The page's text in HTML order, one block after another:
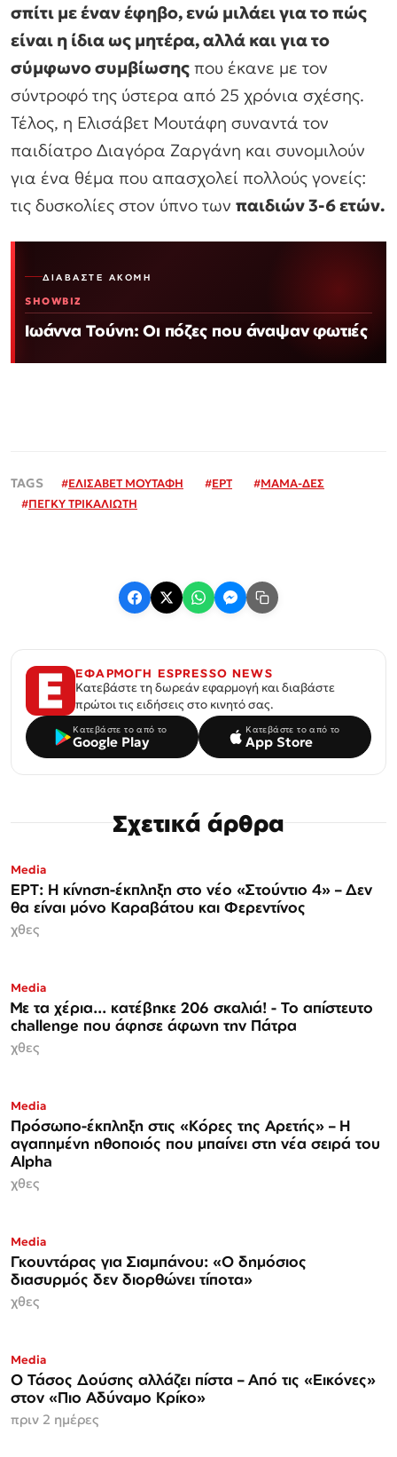
σπίτι με έναν έφηβο, ενώ μιλάει για το πώς
είναι η ίδια ως μητέρα, αλλά και για το
σύμφωνο συμβίωσης που έκανε με τον
σύντροφό της ύστερα από 25 χρόνια σχέσης.
Τέλος, η Ελισάβετ Μουτάφη συναντά τον
παιδίατρο Διαγόρα Ζαργάνη και συνομιλούν
για ένα θέμα που απασχολεί πολλούς γονείς:
τις δυσκολίες στον ύπνο των παιδιών 3-6 ετών.
ΔΙΑΒΆΣΤΕ ΑΚΌΜΗ
SHOWBIZ
Ιωάννα Τούνη: Οι πόζες που άναψαν φωτιές
#ΕΛΙΣΑΒΕΤ ΜΟΥΤΑΦΗ #ΕΡΤ #ΜΑΜΑ-ΔΕΣ
#ΠΕΓΚΥ ΤΡΙΚΑΛΙΩΤΗ
ΕΦΑΡΜΟΓΗ ESPRESSO NEWS
Κατεβάστε τη δωρεάν εφαρμογή και διαβάστε
πρώτοι τις ειδήσεις στο κινητό σας.
Κατεβάστε το από το
Google Play
Κατεβάστε το από το
App Store
Σχετικά άρθρα
Media
ΕΡΤ: Η κίνηση-έκπληξη στο νέο «Στούντιο 4» – Δεν
θα είναι μόνο Καραβάτου και Φερεντίνος
χθες
Media
Με τα χέρια... κατέβηκε 206 σκαλιά! - Το απίστευτο
challenge που άφησε άφωνη την Πάτρα
χθες
Media
Πρόσωπο-έκπληξη στις «Κόρες της Αρετής» – Η
αγαπημένη ηθοποιός που μπαίνει στη νέα σειρά του
Alpha
χθες
Media
Γκουντάρας για Σιαμπάνου: «Ο δημόσιος
διασυρμός δεν διορθώνει τίποτα»
χθες
Media
Ο Τάσος Δούσης αλλάζει πίστα – Από τις «Εικόνες»
στον «Πιο Αδύναμο Κρίκο»
πριν 2 ημέρες